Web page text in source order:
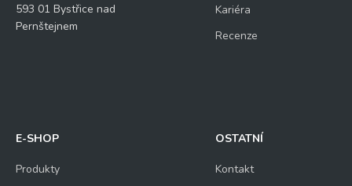
593 01 Bystřice nad
Pernštejnem
Kariéra
Recenze
E-SHOP
Produkty
OSTATNÍ
Kontakt